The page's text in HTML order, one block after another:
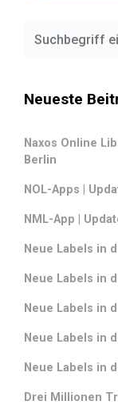
Neueste
Naxos Online
Berlin
NOL-Apps |
NML-App |
Neue Labels in
Neue Labels in
Neue Labels in
Neue Labels in
Neue Labels in
Drei Millionen